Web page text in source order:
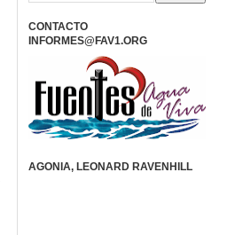
CONTACTO
INFORMES@FAV1.ORG
AGONIA, LEONARD RAVENHILL